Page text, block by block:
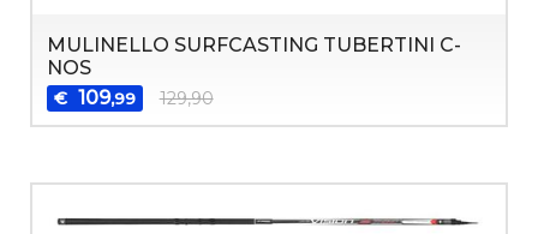
MULINELLO SURFCASTING TUBERTINI C-
NOS
€ 109,99 129,90